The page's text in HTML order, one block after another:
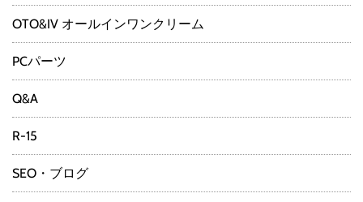
OTO&IV オールインワンクリーム
PCパーツ
Q&A
R-15
SEO・ブログ